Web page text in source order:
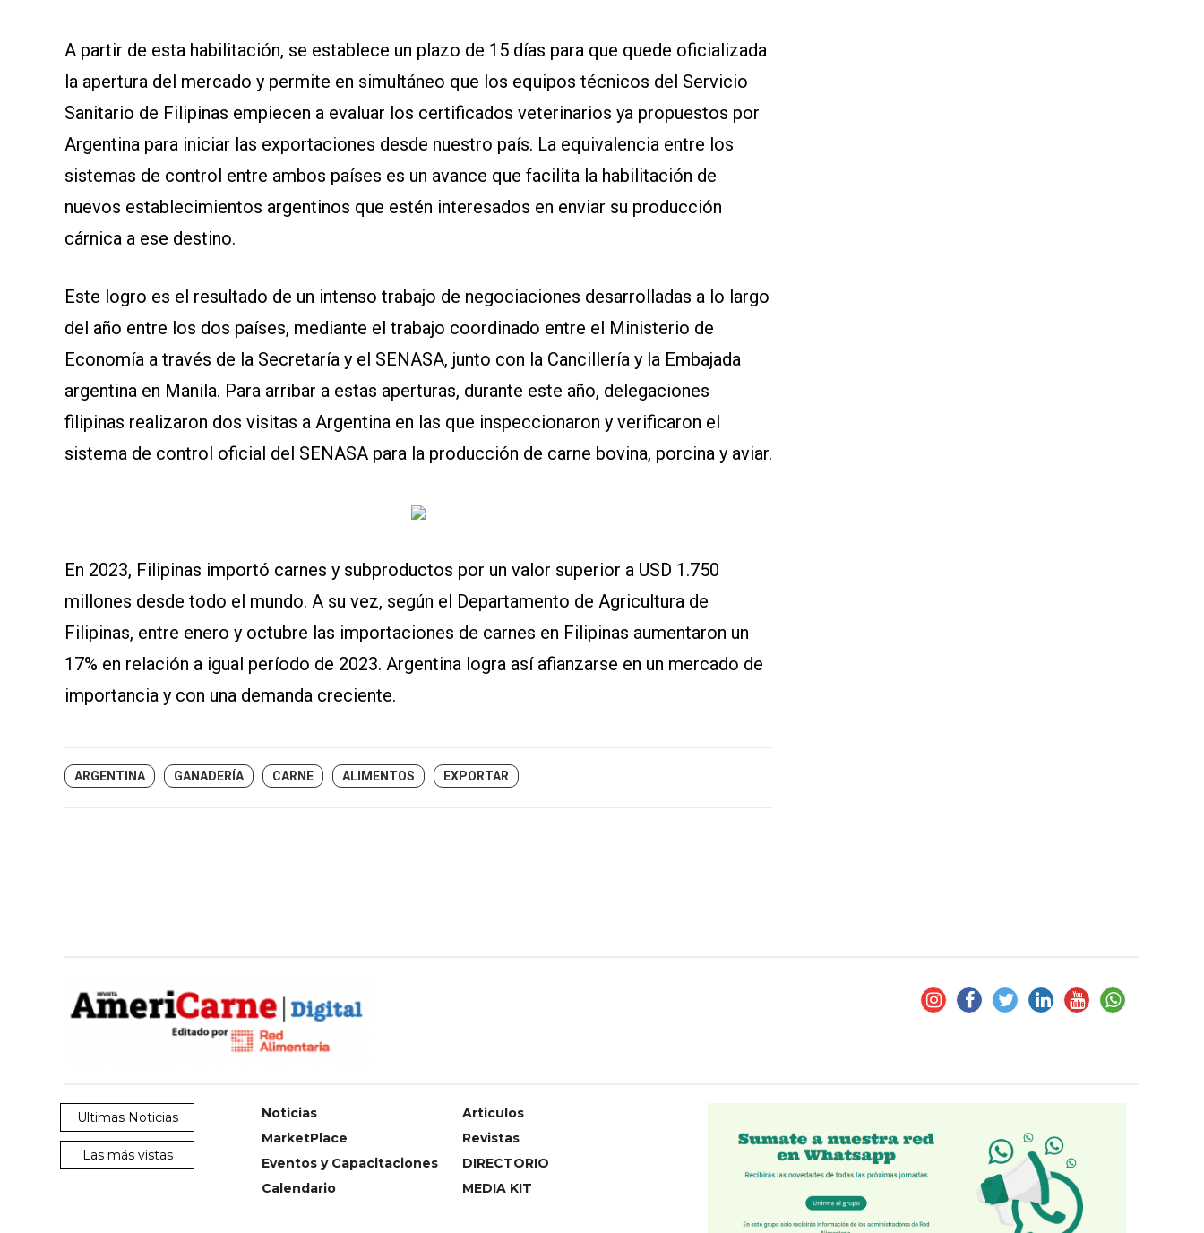
A partir de esta habilitación, se establece un plazo de 15 días para que quede oficializada
la apertura del mercado y permite en simultáneo que los equipos técnicos del Servicio
Sanitario de Filipinas empiecen a evaluar los certificados veterinarios ya propuestos por
Argentina para iniciar las exportaciones desde nuestro país. La equivalencia entre los
sistemas de control entre ambos países es un avance que facilita la habilitación de
nuevos establecimientos argentinos que estén interesados en enviar su producción
cárnica a ese destino.
Este logro es el resultado de un intenso trabajo de negociaciones desarrolladas a lo largo
del año entre los dos países, mediante el trabajo coordinado entre el Ministerio de
Economía a través de la Secretaría y el SENASA, junto con la Cancillería y la Embajada
argentina en Manila. Para arribar a estas aperturas, durante este año, delegaciones
filipinas realizaron dos visitas a Argentina en las que inspeccionaron y verificaron el
sistema de control oficial del SENASA para la producción de carne bovina, porcina y aviar.
En 2023, Filipinas importó carnes y subproductos por un valor superior a USD 1.750
millones desde todo el mundo. A su vez, según el Departamento de Agricultura de
Filipinas, entre enero y octubre las importaciones de carnes en Filipinas aumentaron un
17% en relación a igual período de 2023. Argentina logra así afianzarse en un mercado de
importancia y con una demanda creciente.
ARGENTINA GANADERÍA CARNE ALIMENTOS EXPORTAR
Ultimas Noticias
Las más vistas
Noticias
Articulos
MarketPlace
Revistas
Eventos y Capacitaciones
DIRECTORIO
Calendario
MEDIA KIT